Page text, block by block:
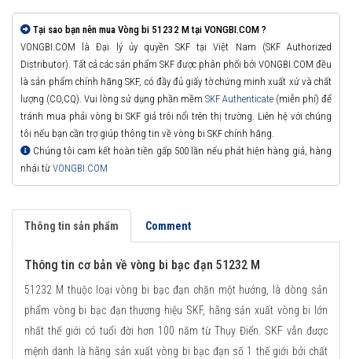
Tại sao bạn nên mua Vòng bi 51232 M tại VONGBI.COM ?
VONGBI.COM là Đại lý ủy quyền SKF tại Việt Nam (SKF Authorized
Distributor). Tất cả các sản phẩm SKF được phân phối bởi VONGBI.COM đều
là sản phẩm chính hãng SKF, có đầy đủ giấy tờ chứng minh xuất xứ và chất
lượng (CO,CQ). Vui lòng sử dụng phần mềm SKF Authenticate (miễn phí) để
tránh mua phải vòng bi SKF giả trôi nổi trên thị trường. Liên hệ với chúng
tôi nếu bạn cần trợ giúp thông tin về vòng bi SKF chính hãng.
Chúng tôi cam kết hoàn tiền gấp 500 lần nếu phát hiện hàng giả, hàng
nhái từ VONGBI.COM
Thông tin sản phẩm Comment
Thông tin cơ bản về vòng bi bạc đạn 51232 M
51232 M thuộc loại vòng bi bạc đạn chặn một hướng, là dòng sản
phẩm vòng bi bạc đạn thương hiệu SKF, hãng sản xuất vòng bi lớn
nhất thế giới có tuổi đời hơn 100 năm từ Thụy Điển. SKF vẫn được
mệnh danh là hãng sản xuất vòng bi bạc đạn số 1 thế giới bởi chất